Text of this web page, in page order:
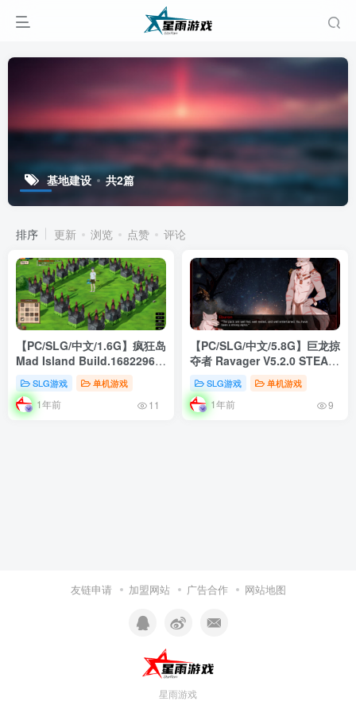
基地建设 共2篇
排序 更新 浏览 点赞 评论
【PC/SLG/中文/1.6G】疯狂岛
Mad Island Build.16822965
STEAM官方中文版
SLG游戏 单机游戏
1年前 11
【PC/SLG/中文/5.8G】巨龙掠
夺者 Ravager V5.2.0 STEAM
官方中文版
SLG游戏 单机游戏
1年前 9
友链申请 加盟网站 广告合作 网站地图
星雨游戏